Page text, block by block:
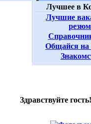
Лучшее в
Лучшие
Общайся на
Здравствуйте